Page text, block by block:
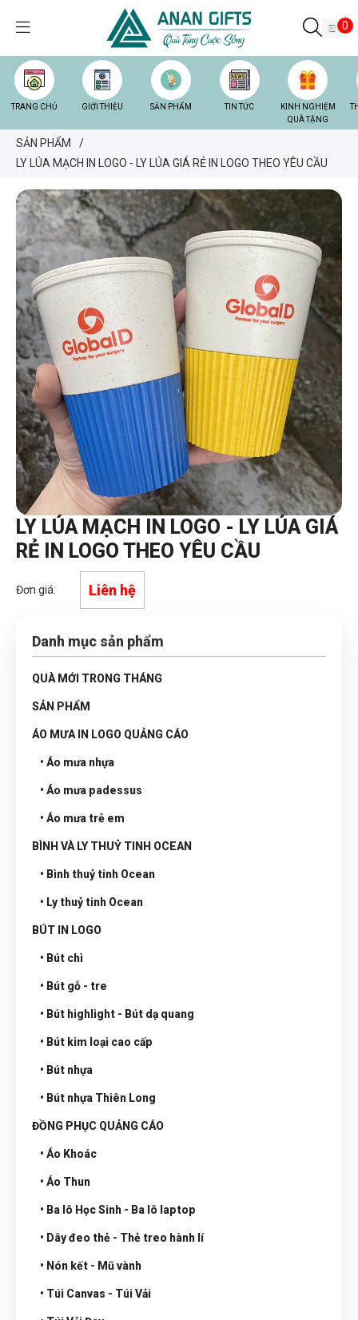
0
TRANG CHỦ GIỚI THIỆU SẢN PHẨM TIN TỨC
KINH NGHIỆM
QUÀ TẶNG
SẢN PHẨM
/
LY LÚA MẠCH IN LOGO - LY LÚA GIÁ RẺ IN LOGO THEO YÊU CẦU
LY LÚA MẠCH IN LOGO - LY LÚA GIÁ
RẺ IN LOGO THEO YÊU CẦU
Đơn giá: Liên hệ
Danh mục sản phẩm
QUÀ MỚI TRONG THÁNG
SẢN PHẨM
ÁO MƯA IN LOGO QUẢNG CÁO
• Áo mưa nhựa
• Áo mưa padessus
• Áo mưa trẻ em
BÌNH VÀ LY THUỶ TINH OCEAN
• Bình thuỷ tinh Ocean
• Ly thuỷ tinh Ocean
BÚT IN LOGO
• Bút chì
• Bút gỗ - tre
• Bút highlight - Bút dạ quang
• Bút kim loại cao cấp
• Bút nhựa
• Bút nhựa Thiên Long
ĐỒNG PHỤC QUẢNG CÁO
• Áo Khoác
• Áo Thun
• Ba lô Học Sinh - Ba lô laptop
• Dây đeo thẻ - Thẻ treo hành lí
• Nón kết - Mũ vành
• Túi Canvas - Túi Vải